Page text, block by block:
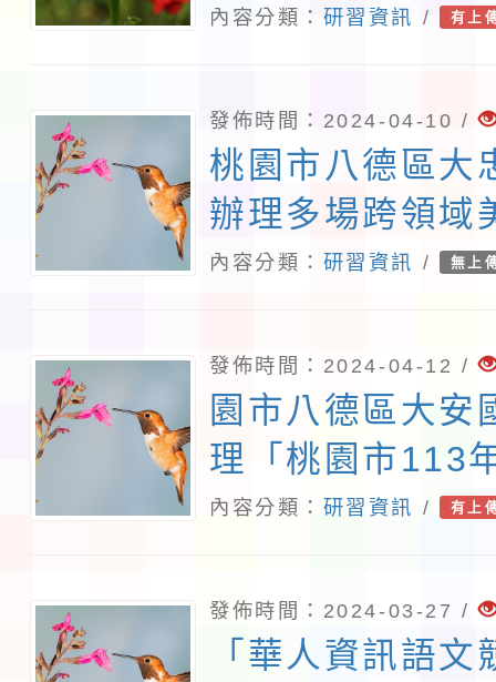
生成式AI共創
內容分類： 研習資訊 / 有上
發佈時間：2024-04-10 /
桃園市八德區大
辦理多場跨領域
程一案
內容分類： 研習資訊 / 無上
發佈時間：2024-04-12 /
園市八德區大安
理「桃園市113
室種子教師培訓
內容分類： 研習資訊 / 有上
發佈時間：2024-03-27 /
「華人資訊語